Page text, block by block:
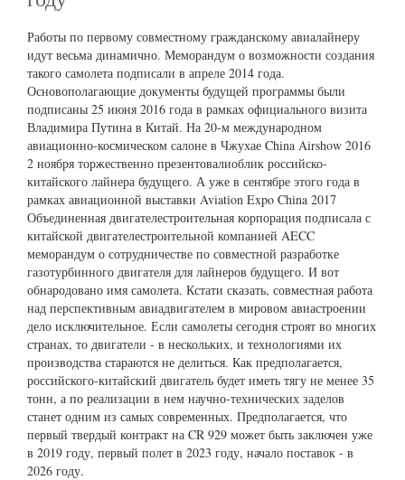
Работы по первому совместному гражданскому авиалайнеру
идут весьма динамично. Меморандум о возможности создания
такого самолета подписали в апреле 2014 года.
Основополагающие документы будущей программы были
подписаны 25 июня 2016 года в рамках официального визита
Владимира Путина в Китай. На 20-м международном
авиационно-космическом салоне в Чжухае China Airshow 2016
2 ноября торжественно презентовалиоблик российско-
китайского лайнера будущего. А уже в сентябре этого года в
рамках авиационной выставки Aviation Expo China 2017
Объединенная двигателестроительная корпорация подписала с
китайской двигателестроительной компанией AECC
меморандум о сотрудничестве по совместной разработке
газотурбинного двигателя для лайнеров будущего. И вот
обнародовано имя самолета. Кстати сказать, совместная работа
над перспективным авиадвигателем в мировом авиастроении
дело исключительное. Если самолеты сегодня строят во многих
странах, то двигатели - в нескольких, и технологиями их
производства стараются не делиться. Как предполагается,
российского-китайский двигатель будет иметь тягу не менее 35
тонн, а по реализации в нем научно-технических заделов
станет одним из самых современных. Предполагается, что
первый твердый контракт на CR 929 может быть заключен уже
в 2019 году, первый полет в 2023 году, начало поставок - в
2026 году.